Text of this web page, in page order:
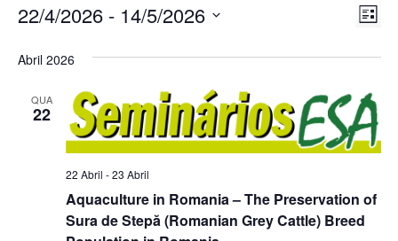
de
de
Lista
22/4/2026 - 14/5/2026
a
Abril 2026
QUA
22
Aquaculture in Romania – The Preservation of
Sura de Stepă (Romanian Grey Cattle) Breed
22 Abril -23 Abril